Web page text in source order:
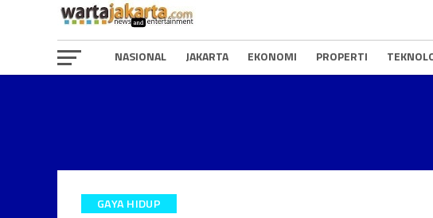
NASIONAL JAKARTA EKONOMI PROPERTI
GAYA HIDUP